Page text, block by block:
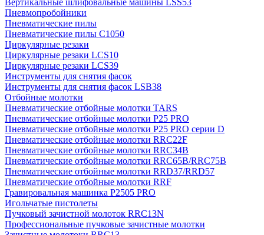
Вертикальные шлифовальные машины LSS53
Пневмопробойники
Пневматические пилы
Пневматические пилы C1050
Циркулярные резаки
Циркулярные резаки LCS10
Циркулярные резаки LCS39
Инструменты для снятия фасок
Инструменты для снятия фасок LSB38
Отбойные молотки
Пневматические отбойные молотки TARS
Пневматические отбойные молотки P25 PRO
Пневматические отбойные молотки P25 PRO серии D
Пневматические отбойные молотки RRC22F
Пневматические отбойные молотки RRC34B
Пневматические отбойные молотки RRC65B/RRC75B
Пневматические отбойные молотки RRD37/RRD57
Пневматические отбойные молотки RRF
Гравировальная машинка P2505 PRO
Игольчатые пистолеты
Пучковый зачистной молоток RRC13N
Профессиональные пучковые зачистные молотки